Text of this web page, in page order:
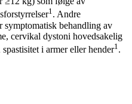
1. Andre
behandling av
cervikal dystoni hovedsakelig
i armer eller hender1 .